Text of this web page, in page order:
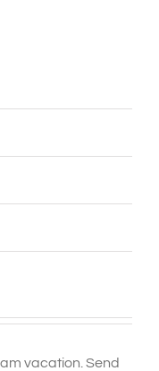
vacation. Send